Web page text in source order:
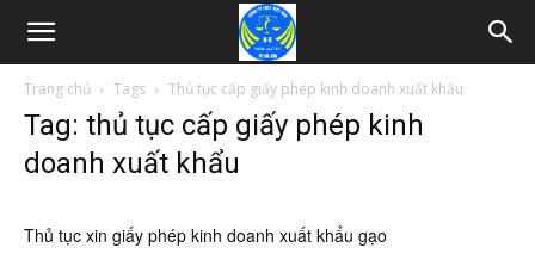
Trang chủ Tags Thủ tục cấp giấy phép kinh doanh xuất khẩu
Tag: thủ tục cấp giấy phép kinh
doanh xuất khẩu
Thủ tục xin giấy phép kinh doanh xuất khẩu gạo